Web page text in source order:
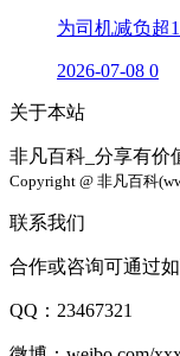
为司机减负超
2026-07-08 0
关于本站
非凡百科_分享有价
Copyright @ 非凡百科
联系我们
合作或咨询可通过如
QQ：23467321